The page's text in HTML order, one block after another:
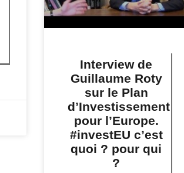
Interview de
Guillaume Roty
sur le Plan
d’Investissement
pour l’Europe.
#investEU c’est
quoi ? pour qui
?